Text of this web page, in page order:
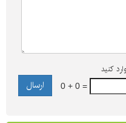
کنید
0 + 0 =